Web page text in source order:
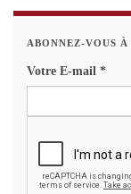
ABONNEZ-VOUS
Votre E-mail *